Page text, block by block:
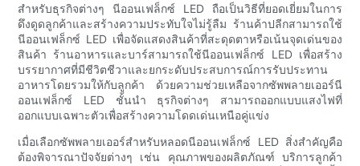
สำหรับธุรกิจต่างๆ นีออนเฟล็กซ์ LED ถือเป็นวิธีที่ยอดเยี่ยมในการ
ดึงดูดลูกค้าและสร้างความประทับใจไม่รู้ลืม ร้านค้าปลีกสามารถใช้
นีออนเฟล็กซ์ LED เพื่อจัดแสดงสินค้าที่สะดุดตาหรือเน้นจุดเด่นของ
สินค้า ร้านอาหารและบาร์สามารถใช้นีออนเฟล็กซ์ LED เพื่อสร้าง
บรรยากาศที่มีชีวิตชีวาและยกระดับประสบการณ์การรับประทาน
อาหารโดยรวมให้กับลูกค้า ด้วยความช่วยเหลือจากซัพพลายเออร์นี
ออนเฟล็กซ์ LED ชั้นนำ ธุรกิจต่างๆ สามารถออกแบบแสงไฟที่
ออกแบบเฉพาะตัวเพื่อสร้างความโดดเด่นเหนือคู่แข่ง
เมื่อเลือกซัพพลายเออร์สำหรับหลอดนีออนเฟล็กซ์ LED สิ่งสำคัญคือ
ต้องพิจารณาปัจจัยต่างๆ เช่น คุณภาพของผลิตภัณฑ์ บริการลูกค้า